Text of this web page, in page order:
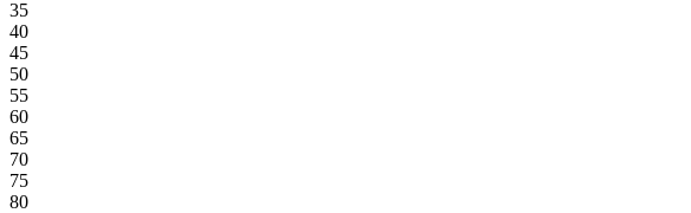
35
40
45
50
55
60
65
70
75
80